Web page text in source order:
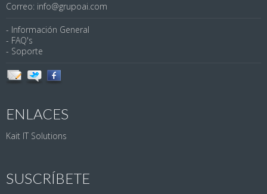
Correo: info@grupoai.com
- Información General
- FAQ's
- Soporte
ENLACES
Kait IT Solutions
SUSCRÍBETE